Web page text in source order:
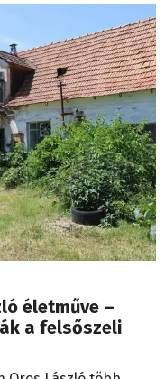
életműve –
a felsőszeli